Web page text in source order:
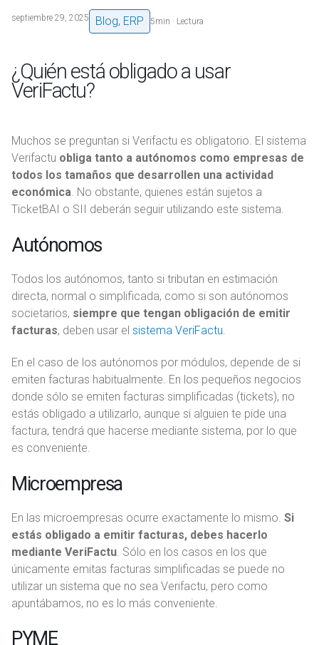
septiembre 29, 2025 Blog, ERP 5min · Lectura
¿Quién está obligado a usar
VeriFactu?
Muchos se preguntan si Verifactu es obligatorio. El sistema
Verifactu obliga tanto a autónomos como empresas de
todos los tamaños que desarrollen una actividad
económica. No obstante, quienes están sujetos a
TicketBAI o SII deberán seguir utilizando este sistema.
Autónomos
Todos los autónomos, tanto si tributan en estimación
directa, normal o simplificada, como si son autónomos
societarios, siempre que tengan obligación de emitir
facturas, deben usar el sistema VeriFactu
En el caso de los autónomos por módulos, depende de si
emiten facturas habitualmente. En los pequeños negocios
donde sólo se emiten facturas simplificadas (tickets), no
estás obligado a utilizarlo, aunque si alguien te pide una
factura, tendrá que hacerse mediante sistema, por lo que
es conveniente.
Microempresa
En las microempresas ocurre exactamente lo mismo. Si
estás obligado a emitir facturas, debes hacerlo
mediante VeriFactu . Sólo en los casos en los que
únicamente emitas facturas simplificadas se puede no
utilizar un sistema que no sea Verifactu, pero como
apuntábamos, no es lo más conveniente.
PYME